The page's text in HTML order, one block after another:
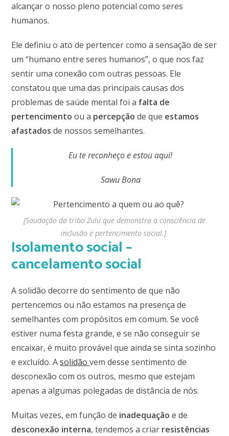
alcançar o nosso pleno potencial como seres
humanos.
Ele definiu o ato de pertencer como a sensação de ser
um “humano entre seres humanos”, o que nos faz
sentir uma conexão com outras pessoas. Ele
constatou que uma das principais causas dos
problemas de saúde mental foi a falta de
pertencimentoou a percepçãode que estamos
afastadosde nossos semelhantes.
Eu te reconheço e estou aqui!
Sawu Bona
[Saudação da tribo Zulu que demonstra a consciência de
inclusão e pertencimento social.]
Isolamento social –
cancelamento social
A solidão decorre do sentimento de que não
pertencemos ou não estamos na presença de
semelhantes com propósitos em comum. Se você
estiver numa festa grande, e se não conseguir se
encaixar, é muito provável que ainda se sinta sozinho
e excluído. Asolidãovem desse sentimento de
desconexão com os outros, mesmo que estejam
apenas a algumas polegadas de distância de nós.
Muitas vezes, em função de inadequaçãoe de
desconexão interna, tendemos a criar resistências